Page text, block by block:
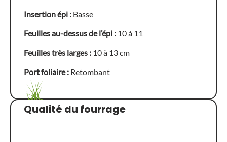
Insertion épi : Basse
Feuilles au-dessus de l’épi : 10 à 11
Feuilles très larges : 10 à 13 cm
Port foliaire : Retombant
Qualité du fourrage